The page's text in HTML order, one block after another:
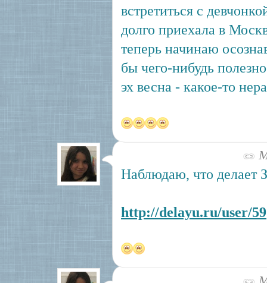
встретиться с
долго приехала в
теперь начинаю
бы чего-нибудь
эх весна - какое-то
Наблюдаю, что делает
http://delayu.ru/user/59